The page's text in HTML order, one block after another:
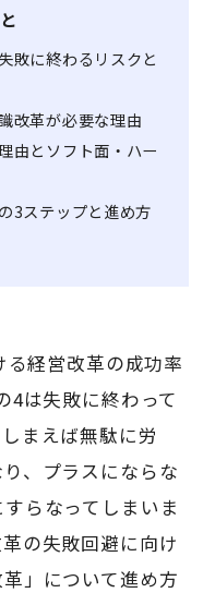
敗に終わるリスクと
改革が必要な理由
由とソフト面・ハー
3ステップと進め方
経営改革の成功率
4は失敗に終わって
まえば無駄に労
、プラスにならな
らなってしまいま
の失敗回避に向け
」について進め方